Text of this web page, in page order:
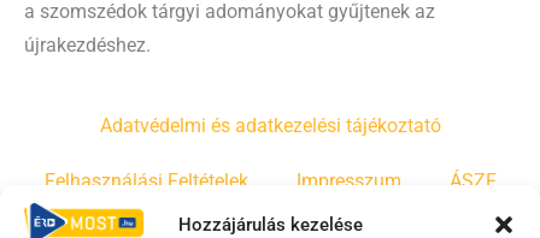
Hozzájárulás kezelése
a szomszédok tárgyi adományokat gyűjtenek az
újrakezdéshez.
Adatvédelmi és adatkezelési tájékoztató
Felhasználási Feltételek Impresszum ÁSZF